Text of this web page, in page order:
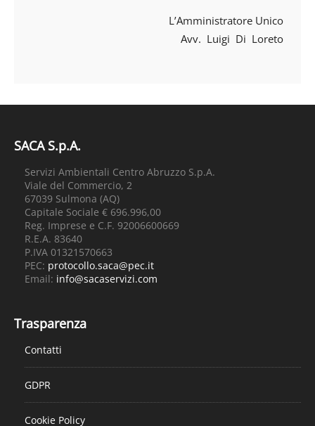
L’Amministratore Unico
Avv. Luigi Di Loreto
SACA S.p.A.
Servizi Ambientali Centro Abruzzo S.p.A.
Viale del Commercio, 2
67039 Sulmona (AQ)
Capitale Sociale € 696.996,00
Reg. Imprese e C.F. 92006600669
R.E.A. 83640
P.IVA 01321570663
PEC: protocollo.saca@pec.it
Email: info@sacaservizi.com
Trasparenza
Contatti
GDPR
Cookie Policy